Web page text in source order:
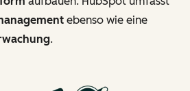
ebenso wie eine
.